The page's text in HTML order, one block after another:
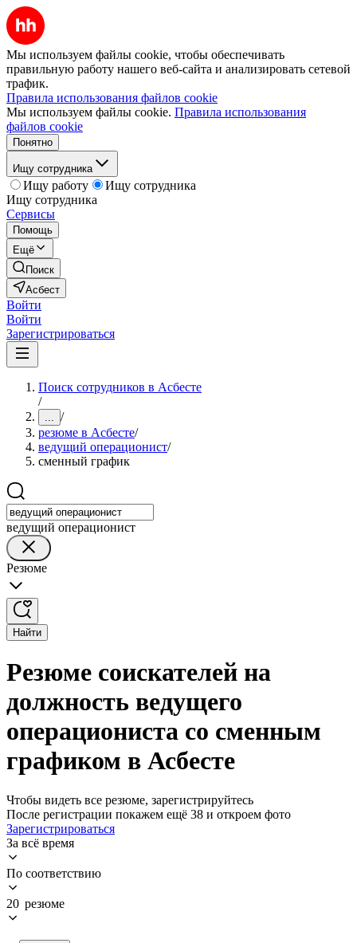
Мы используем файлы cookie, чтобы обеспечивать
правильную работу нашего веб-сайта и анализировать сетевой
трафик.
Правила использования файлов cookie
Мы используем файлы cookie. Правила использования
файлов cookie
Понятно
Ищу сотрудника
Ищу работу
Ищу сотрудника
Ищу сотрудника
Сервисы
Помощь
Ещё
Поиск
Асбест
Войти
Войти
Зарегистрироваться
Поиск сотрудников в Асбесте
/
... /
резюме в Асбесте/
ведущий операционист/
сменный график
ведущий операционист
Резюме
Найти
Резюме соискателей на
должность ведущего
операциониста со сменным
графиком в Асбесте
Чтобы видеть все резюме, зарегистрируйтесь
После регистрации покажем ещё 38 и откроем фото
Зарегистрироваться
За всё время
По соответствию
20 резюме